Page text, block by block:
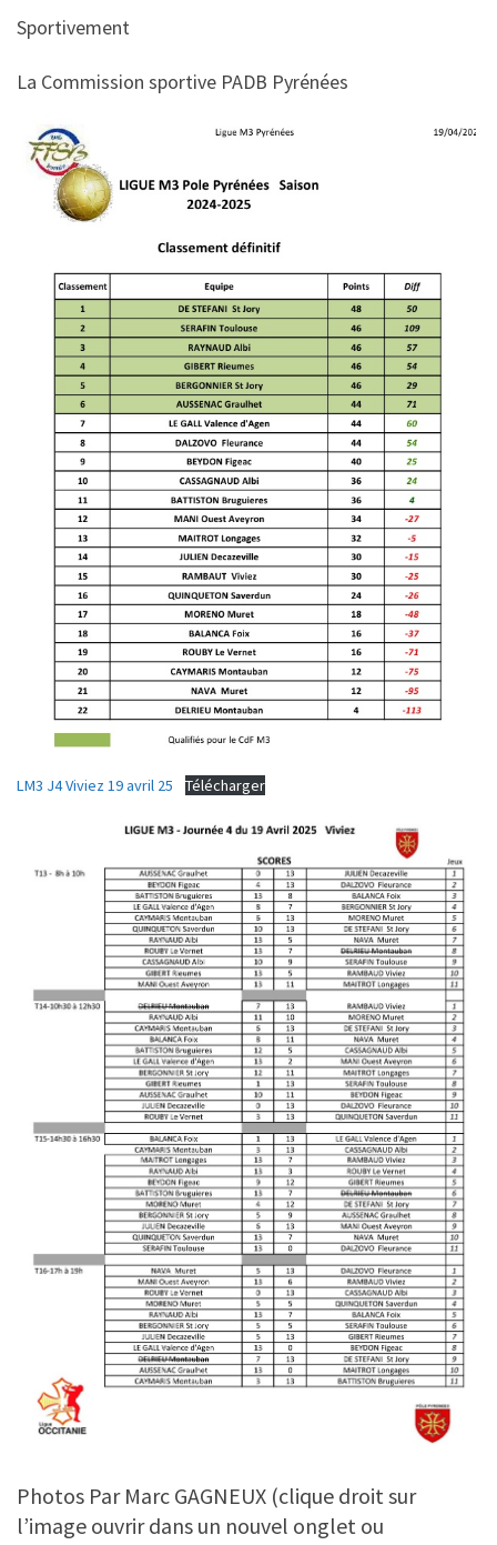
Sportivement
La Commission sportive PADB Pyrénées
LM3 J4 Viviez 19 avril 25 Télécharger
Photos Par Marc GAGNEUX (clique droit sur
l’image ouvrir dans un nouvel onglet ou